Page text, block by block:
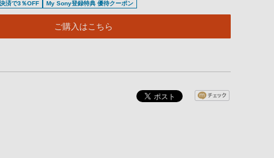
済で3％OFF My Sony登録特典 優待クーポン
ご購入はこちら